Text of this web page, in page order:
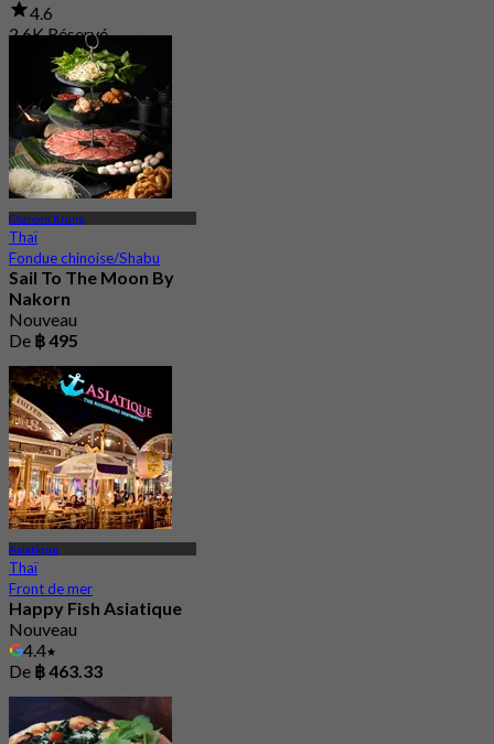
4.6
2.6K Réservé
฿ 495
Charoen Krung
Thaï
Fondue chinoise/Shabu
Sail To The Moon By
Nakorn
Nouveau
De ฿ 495
Asiatique
Thaï
Front de mer
Happy Fish Asiatique
Nouveau
4.4
De ฿ 463.33